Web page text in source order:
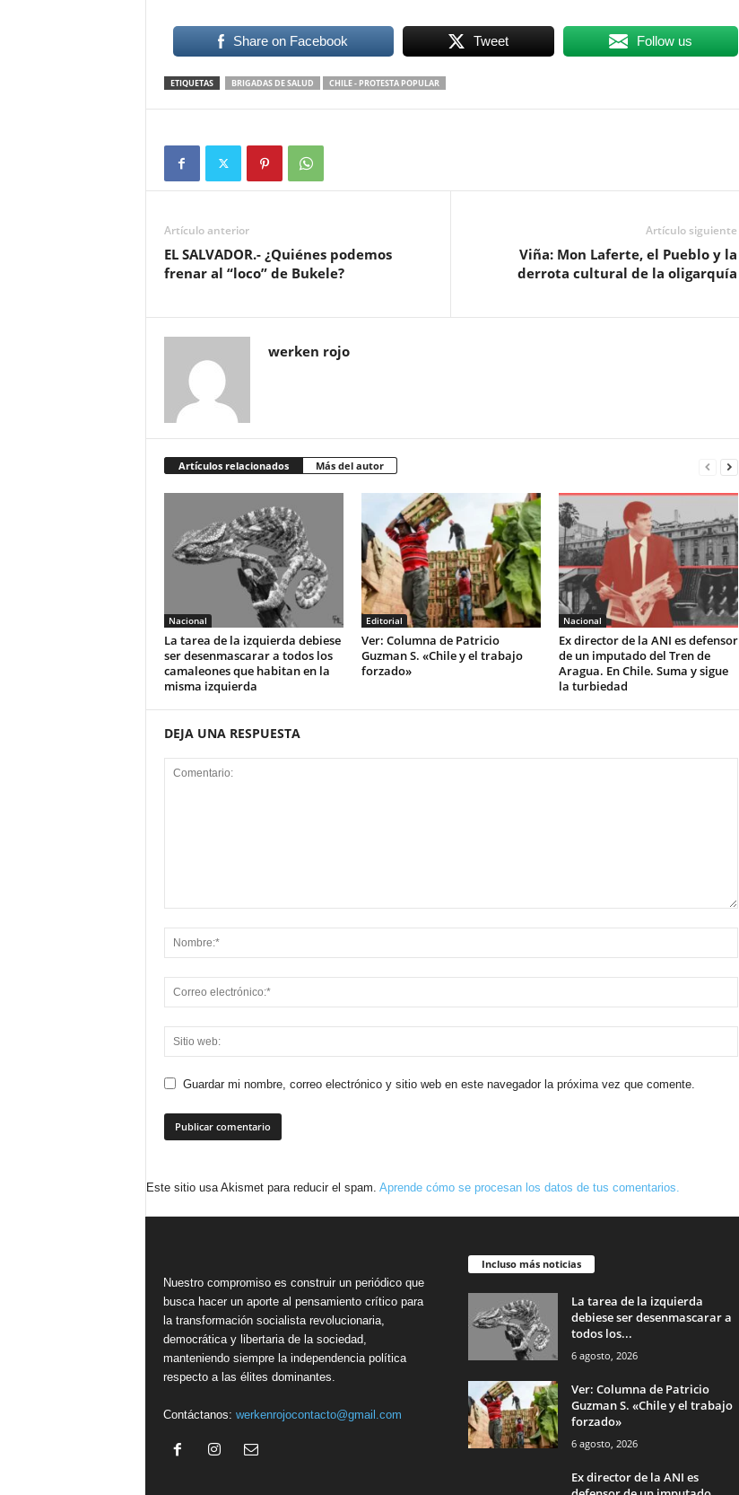
Share on Facebook Tweet Follow us
ETIQUETAS BRIGADAS DE SALUD CHILE - PROTESTA POPULAR
Artículo anterior
EL SALVADOR.- ¿Quiénes podemos
frenar al “loco” de Bukele?
Artículo siguiente
Viña: Mon Laferte, el Pueblo y la
derrota cultural de la oligarquía
werken rojo
Artículos relacionados Más del autor
Nacional
La tarea de la izquierda debiese
ser desenmascarar a todos los
camaleones que habitan en la
misma izquierda
Editorial
Ver: Columna de Patricio
Guzman S. «Chile y el trabajo
forzado»
Nacional
Ex director de la ANI es defensor
de un imputado del Tren de
Aragua. En Chile. Suma y sigue
la turbiedad
DEJA UNA RESPUESTA
Guardar mi nombre, correo electrónico y sitio web en este navegador la próxima vez que comente.
Este sitio usa Akismet para reducir el spam. Aprende cómo se procesan los datos de tus comentarios.
Nuestro compromiso es construir un periódico que
busca hacer un aporte al pensamiento crítico para
la transformación socialista revolucionaria,
democrática y libertaria de la sociedad,
manteniendo siempre la independencia política
respecto a las élites dominantes.
Contáctanos: werkenrojocontacto@gmail.com
Incluso más noticias
La tarea de la izquierda
debiese ser desenmascarar a
todos los...
6 agosto, 2026
Ver: Columna de Patricio
Guzman S. «Chile y el trabajo
forzado»
6 agosto, 2026
Ex director de la ANI es